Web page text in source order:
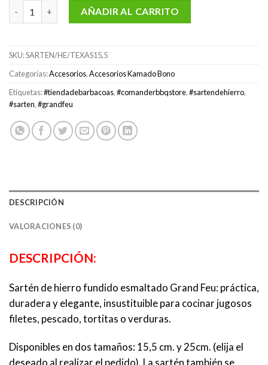
Sartén de hierro fundido 15 cm esmaltado en azul / marca
AÑADIR AL CARRITO
SKU:SARTEN/HE/TEXAS15,5
Categorías:Accesorios,Accesorios Kamado Bono
Etiquetas:#tiendadebarbacoas,#comanderbbqstore,#sartendehierro,
#sarten,#grandfeu
DESCRIPCIÓN
VALORACIONES (0)
DESCRIPCIÓN:
Sartén de hierro fundido esmaltado Grand Feu: práctica,
duradera y elegante, insustituible para cocinar jugosos
filetes, pescado, tortitas o verduras.
Disponibles en dos tamaños: 15,5 cm. y 25cm. (elija el
deseado al realizar el pedido). La sartén también se